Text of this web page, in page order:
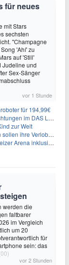
für neues
mit Stars
sechsten
"Champagne
'Ahí' zu
auf 'Still'
Judeline und
Sex-Sänger
vor 1 Stunde
für 194,99€
inkl. HP + Wellness ab 174€ p.P.
zur Welt
gelöst haben
Hotel und Frühstück ab 59€ p.P.
werden die
faltbarer
im Vergleich
um 20
für
sein: das
vor 2 Stunden